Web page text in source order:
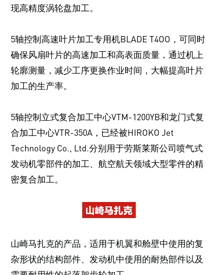
现高精度涡轮盘加工。
5轴控制高速叶片加工专用机BLADE T4OO，可同时
确保风扇叶片的高速加工和高表面质量，通过机上
轮廓测量，减少工序更换作业时间，大幅提高叶片
加工的生产率。
5轴控制立式复合加工中心VTM-1200YB和龙门式复
合加工中心VTR-350A，已经被HIROKO Jet
Technology Co., Ltd.分别用于劳斯莱斯公司喷气式
发动机零部件的加工、航空航天领域大型零件的精
密复合加工。
山崎马扎克的产品，适用于机翼和舱壁中使用的复
杂形状的结构部件、发动机中使用的耐热部件以及